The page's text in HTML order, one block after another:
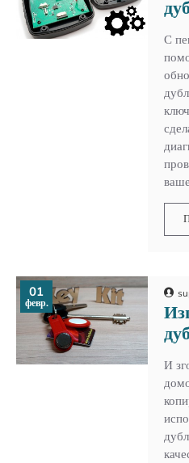
С
01
февр.
И